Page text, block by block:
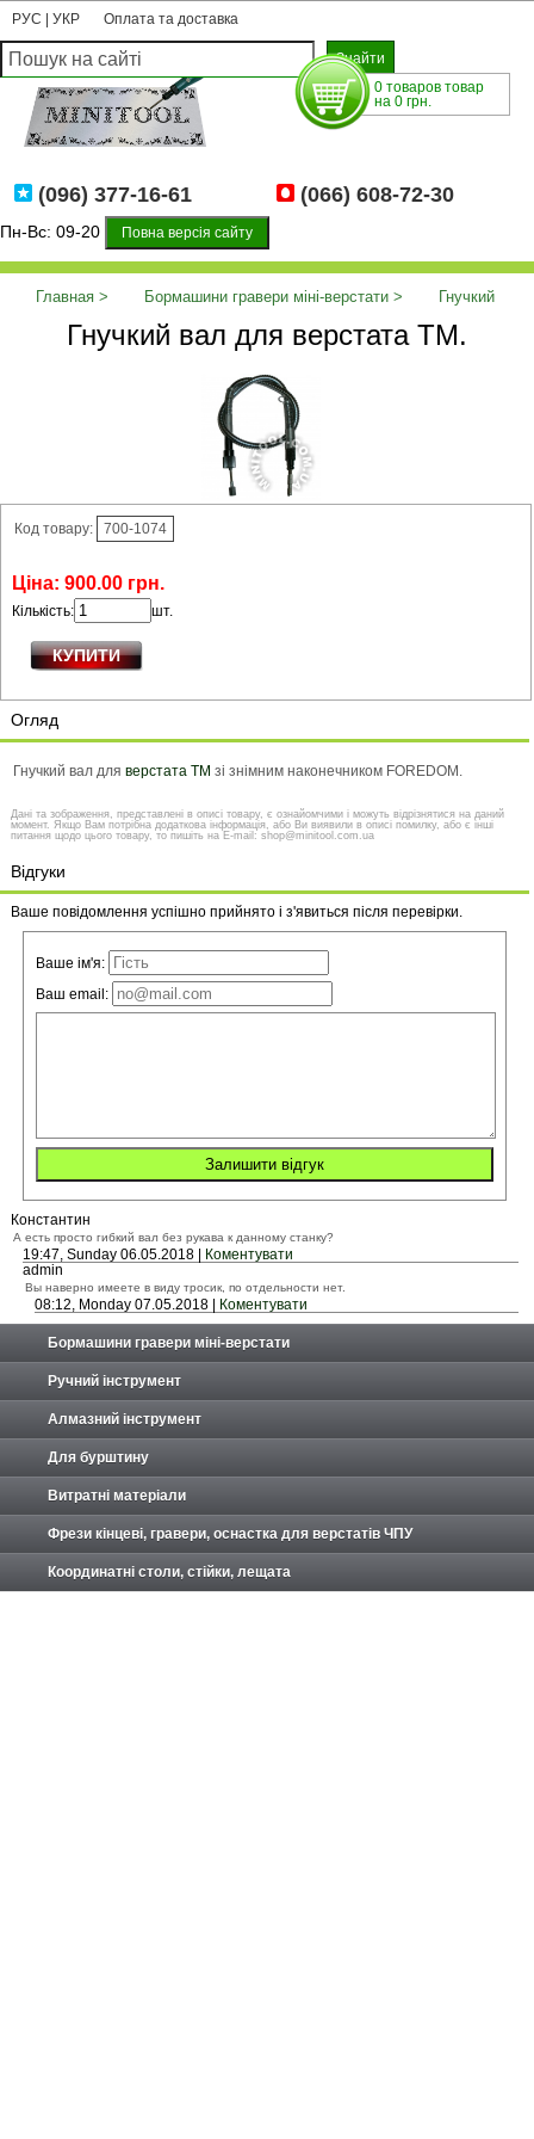
РУС УКР Оплата та доставка
0 товаров товар
на 0 грн.
(096) 377-16-61 (066) 608-72-30
Пн-Вс: 09-20 Повна версія сайту
Главная Бормашини гравери міні-верстати
Гнучкий
вал, трос, наконечник
Гнучкий вал для верстата TM.
Гнучкий вал для верстата TM.
Код товару: 700-1074
Ціна: 900.00 грн.
Кількість: шт.
Огляд
Гнучкий вал для верстата TM зі знімним наконечником FOREDOM.
Дані та зображення, представлені в описі товару, є ознайомчими і можуть відрізнятися на даний
момент. Якщо Вам потрібна додаткова інформація, або Ви виявили в описі помилку, або є інші
питання щодо цього товару, то пишіть на E-mail: shop@minitool.com.ua
Відгуки
Ваше повідомлення успішно прийнято і з'явиться після перевірки.
Ваше ім'я:
Ваш email:
Константин
А есть просто гибкий вал без рукава к данному станку?
19:47, Sunday 06.05.2018 |
Коментувати
admin
Вы наверно имеете в виду тросик, по отдельности нет.
08:12, Monday 07.05.2018 | Коментувати
Бормашини гравери міні-верстати
Ручний інструмент
Алмазний інструмент
Для бурштину
Витратні матеріали
Фрези кінцеві, гравери, оснастка для верстатів ЧПУ
Координатні столи, стійки, лещата